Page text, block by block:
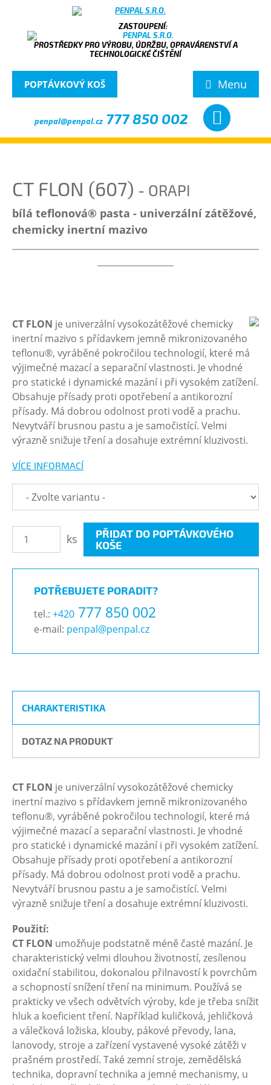
PROSTŘEDKY PRO VÝROBU, ÚDRŽBU, OPRAVÁRENSTVÍ A
TECHNOLOGICKÉ ČIŠTĚNÍ
Menu
POPTÁVKOVÝ KOŠ
penpal@penpal.cz 777 850 002
CT FLON (607) - ORAPI
bílá teflonová® pasta - univerzální zátěžové,
chemicky inertní mazivo
CT FLON je univerzální vysokozátěžové chemicky
inertní mazivo s přídavkem jemně mikronizovaného
teflonu®, vyráběné pokročilou technologií, které má
výjimečné mazací a separační vlastnosti. Je vhodné
pro statické i dynamické mazání i při vysokém zatížení.
Obsahuje přísady proti opotřebení a antikorozní
přísady. Má dobrou odolnost proti vodě a prachu.
Nevytváří brusnou pastu a je samočistící. Velmi
výrazně snižuje tření a dosahuje extrémní kluzivosti.
VÍCE INFORMACÍ
ks
PŘIDAT DO POPTÁVKOVÉHO
KOŠE
POTŘEBUJETE PORADIT?
tel.: +420 777 850 002
e-mail: penpal@penpal.cz
CHARAKTERISTIKA
DOTAZ NA PRODUKT
CT FLON je univerzální vysokozátěžové chemicky
inertní mazivo s přídavkem jemně mikronizovaného
teflonu®, vyráběné pokročilou technologií, které má
výjimečné mazací a separační vlastnosti. Je vhodné
pro statické i dynamické mazání i při vysokém zatížení.
Obsahuje přísady proti opotřebení a antikorozní
přísady. Má dobrou odolnost proti vodě a prachu.
Nevytváří brusnou pastu a je samočistící. Velmi
výrazně snižuje tření a dosahuje extrémní kluzivosti.
Použití:
CT FLON umožňuje podstatně méně časté mazání. Je
charakteristický velmi dlouhou životností, zesílenou
oxidační stabilitou, dokonalou přilnavostí k povrchům
a schopností snížení tření na minimum. Používá se
prakticky ve všech odvětvích výroby, kde je třeba snížit
hluk a koeficient tření. Například kuličková, jehličková
a válečková ložiska, klouby, pákové převody, lana,
lanovody, stroje a zařízení vystavené vysoké zátěži v
prašném prostředí. Také zemní stroje, zemědělská
technika, dopravní technika a jemné mechanismy, u